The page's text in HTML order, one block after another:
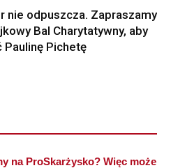
nie odpuszcza. Zapraszamy
Bal Charytatywny, aby
Pichetę
na ProSkarżysko? Więc może